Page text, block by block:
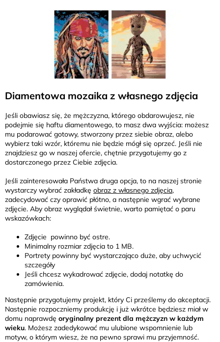
Diamentowa mozaika z własnego zdjęcia
Jeśli obawiasz się, że mężczyzna, którego obdarowujesz, nie
podejmie się haftu diamentowego, to masz dwa wyjścia: możesz
mu podarować gotowy, stworzony przez siebie obraz, alebo
wybierz taki wzór, któremu nie będzie mógł się oprzeć. Jeśli nie
znajdziesz go w naszej ofercie, chętnie przygotujemy go z
dostarczonego przez Ciebie zdjęcia.
Jeśli zainteresowała Państwa druga opcja, to na naszej stronie
wystarczy wybrać zakładkę obraz z własnego zdjęcia,
zadecydować czy oprawić płótno, a następnie wgrać wybrane
zdjęcie. Aby obraz wyglądał świetnie, warto pamiętać o paru
wskazówkach:
Zdjęcie powinno być ostre.
Minimalny rozmiar zdjęcia to 1 MB.
Portrety powinny być wystarczająco duże, aby uchwycić
szczegóły
Jeśli chcesz wykadrować zdjęcie, dodaj notatkę do
zamówienia.
Następnie przygotujemy projekt, który Ci prześlemy do akceptacji.
Następnie rozpoczniemy produkcję i już wkrótce będziesz miał w
domu naprawdę oryginalny prezent dla mężczyzn w każdym
wieku. Możesz zadedykować mu ulubione wspomnienie lub
motyw, o którym wiesz, że na pewno sprawi mu przyjemność.